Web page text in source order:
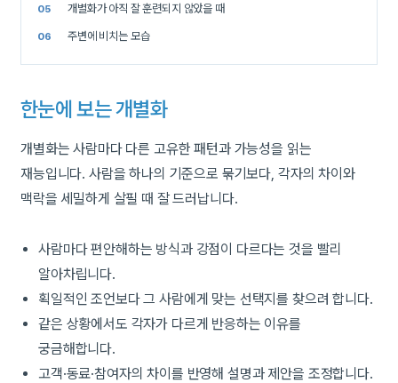
개별화가 아직 잘 훈련되지 않았을 때
주변에 비치는 모습
한눈에 보는 개별화
개별화는 사람마다 다른 고유한 패턴과 가능성을 읽는
재능입니다. 사람을 하나의 기준으로 묶기보다, 각자의 차이와
맥락을 세밀하게 살필 때 잘 드러납니다.
사람마다 편안해하는 방식과 강점이 다르다는 것을 빨리
알아차립니다.
획일적인 조언보다 그 사람에게 맞는 선택지를 찾으려 합니다.
같은 상황에서도 각자가 다르게 반응하는 이유를
궁금해합니다.
고객·동료·참여자의 차이를 반영해 설명과 제안을 조정합니다.